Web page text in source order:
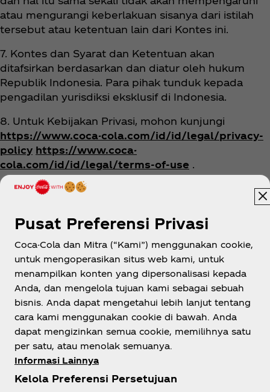
atau mengurangi keberlakuan sisanya dari istilah
tersebut atau ketentuan lain dari Kontes ini.
7. Kontes dan Syarat dan Ketentuan akan
ditafsirkan berdasarkan dan diatur oleh hukum
Republik Indonesia. Para pihak tunduk kepada
pengadilan yurisdiksi eksklusif di Indonesia.
8. Untuk Kebijakan Privasi, mohon kunjungi
https://www.coca-cola.com/id/id/legal/privacy-
policy https://www.coca-
cola.com/id/id/legal/terms-of-use .
Indonesia
Tentang kami
Pusat Preferensi Privasi
Coca-Cola dan Mitra (“Kami”) menggunakan cookie,
untuk mengoperasikan situs web kami, untuk
menampilkan konten yang dipersonalisasi kepada
Anda, dan mengelola tujuan kami sebagai sebuah
bisnis. Anda dapat mengetahui lebih lanjut tentang
cara kami menggunakan cookie di bawah. Anda
dapat mengizinkan semua cookie, memilihnya satu
per satu, atau menolak semuanya.
Informasi Lainnya
Kelola Preferensi Persetujuan